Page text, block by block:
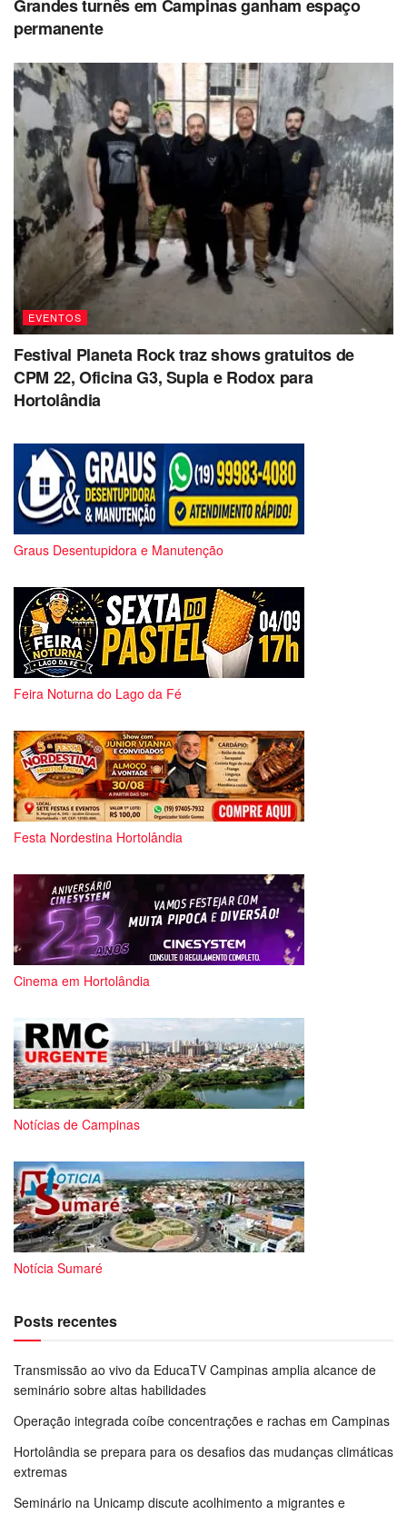
Grandes turnês em Campinas ganham espaço
permanente
EVENTOS
Festival Planeta Rock traz shows gratuitos de
CPM 22, Oficina G3, Supla e Rodox para
Hortolândia
Graus Desentupidora e Manutenção
Feira Noturna do Lago da Fé
Festa Nordestina Hortolândia
Cinema em Hortolândia
Notícias de Campinas
Notícia Sumaré
Posts recentes
Transmissão ao vivo da EducaTV Campinas amplia alcance de
seminário sobre altas habilidades
Operação integrada coíbe concentrações e rachas em Campinas
Hortolândia se prepara para os desafios das mudanças climáticas
extremas
Seminário na Unicamp discute acolhimento a migrantes e